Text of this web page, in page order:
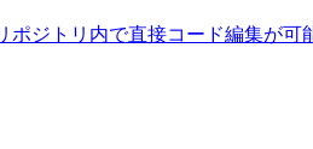
ジトリ内で直接コード編集が